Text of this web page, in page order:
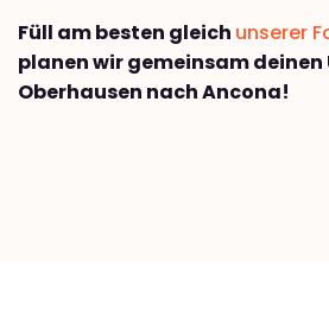
Füll am besten gleich unserer
planen wir gemeinsam deinen
Oberhausen nach Ancona!